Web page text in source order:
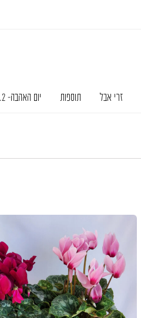
זרי אבל תוספות יום האהבה- 14.2